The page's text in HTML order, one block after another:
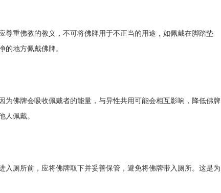
尊重佛教的教义，不可将佛牌用于不正当的用途，如佩戴在脚踏垫
的地方佩戴佛牌。
为佛牌会吸收佩戴者的能量，与异性共用可能会相互影响，降低佛牌
人佩戴。
入厕所前，应将佛牌取下并妥善保管，避免将佛牌带入厕所。这是为